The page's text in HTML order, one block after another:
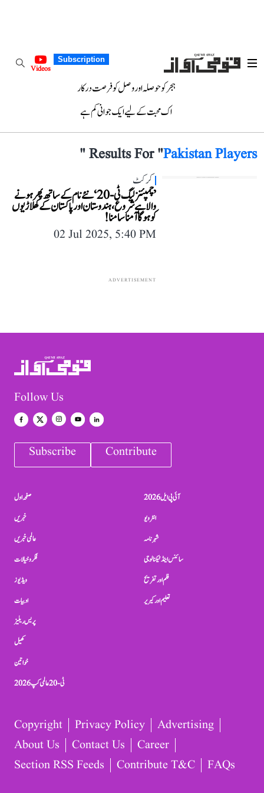
Subscription
Videos
ہجر کو حوصلہ اور وصل کو فرصت درکار
اک محبت کے لیے ایک جوانی کم ہے
Results For "Pakistan Players
"
کرکٹ
’چمپئنز لیگ ٹی-20‘ نئے نام کے ساتھ پھر ہونے
والا ہے شروع، ہندوستان اور پاکستان کے کھلاڑیوں
کو ہوگا آمنا سامنا!
02 Jul 2025, 5:40 PM
ADVERTISEMENT
Follow Us
Subscribe Contribute
صفحہ اول
خبریں
عالمی خبریں
فکر و خیالات
ویڈیوز
ادبیات
پریس ریلیز
کھیل
خواتین
ٹی-20 عالمی کپ 2026
آئی پی ایل 2026
انٹرویو
شہرنامہ
سائنس اینڈ ٹیکنالوجی
فلم اور تفریح
تعلیم اور کیریر
Copyright Privacy Policy
Advertising
About Us
Contact Us
Career
Section RSS Feeds
Contribute T&C FAQs